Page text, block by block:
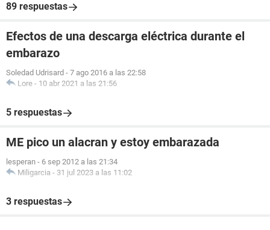
89 respuestas
Efectos de una descarga eléctrica durante el
embarazo
Soledad Udrisard - 7 ago 2016 a las 22:58
Lore - 10 abr 2021 a las 21:56
5 respuestas
ME pico un alacran y estoy embarazada
lesperan - 6 sep 2012 a las 21:34
Miligarcia - 31 jul 2023 a las 11:02
3 respuestas